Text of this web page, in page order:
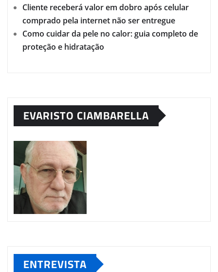
Cliente receberá valor em dobro após celular
comprado pela internet não ser entregue
Como cuidar da pele no calor: guia completo de
proteção e hidratação
EVARISTO CIAMBARELLA
ENTREVISTA